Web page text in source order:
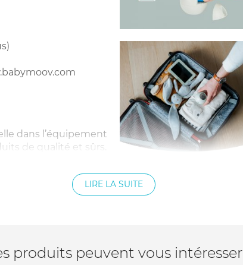
dans l’équipement
de qualité et sûrs.
en ligne sur le
date de votre achat.LIRE LA SUITE
produits peuvent vous intéresser